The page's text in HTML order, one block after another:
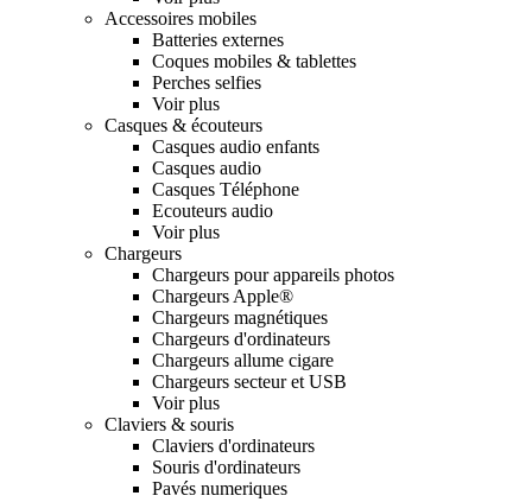
Accessoires mobiles
Batteries externes
Coques mobiles & tablettes
Perches selfies
Voir plus
Casques & écouteurs
Casques audio enfants
Casques audio
Casques Téléphone
Ecouteurs audio
Voir plus
Chargeurs
Chargeurs pour appareils photos
Chargeurs Apple®
Chargeurs magnétiques
Chargeurs d'ordinateurs
Chargeurs allume cigare
Chargeurs secteur et USB
Voir plus
Claviers & souris
Claviers d'ordinateurs
Souris d'ordinateurs
Pavés numeriques